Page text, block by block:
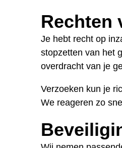
Rechten
Je hebt recht op
stopzetten van het
overdracht van je
Verzoeken kun je
We reageren zo